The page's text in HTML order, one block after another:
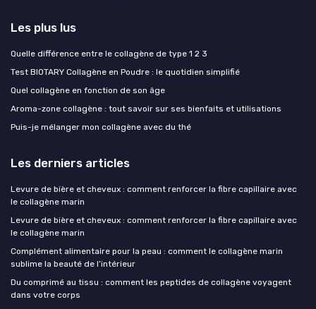
Les plus lus
Quelle différence entre le collagène de type 1 2 3
Test BIOTARY Collagène en Poudre : le quotidien simplifié
Quel collagène en fonction de son âge
Aroma-zone collagène : tout savoir sur ses bienfaits et utilisations
Puis-je mélanger mon collagène avec du thé
Les derniers articles
Levure de bière et cheveux : comment renforcer la fibre capillaire avec
le collagène marin
Levure de bière et cheveux : comment renforcer la fibre capillaire avec
le collagène marin
Complément alimentaire pour la peau : comment le collagène marin
sublime la beauté de l’intérieur
Du comprimé au tissu : comment les peptides de collagène voyagent
dans votre corps